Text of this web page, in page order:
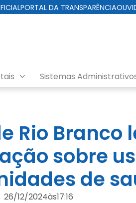
PORTAL DA TRANSPARÊNCIA
Sistemas
Rio Branco
sobre
de
26/12/2024às17:16